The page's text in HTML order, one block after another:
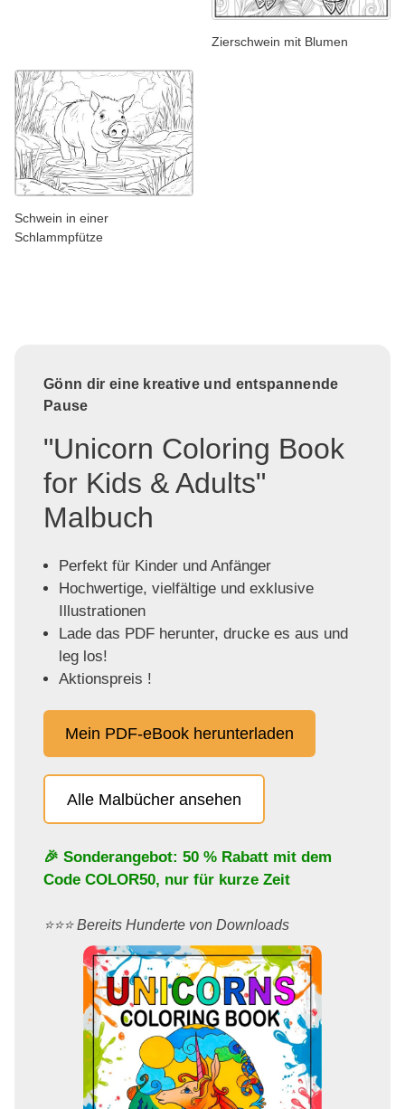
Zierschwein mit Blumen
Schwein in einer
Schlammpfütze
Gönn dir eine kreative und entspannende
Pause
"Unicorn Coloring Book
for Kids & Adults"
Malbuch
Perfekt für Kinder und Anfänger
Hochwertige, vielfältige und exklusive
Illustrationen
Lade das PDF herunter, drucke es aus und
leg los!
Aktionspreis !
Mein PDF-eBook herunterladen
Alle Malbücher ansehen
🎉 Sonderangebot: 50 % Rabatt mit dem
Code COLOR50, nur für kurze Zeit
⭐️⭐️⭐️ Bereits Hunderte von Downloads